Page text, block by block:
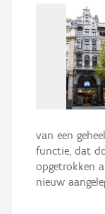
van een
functie, dat
opgetrokken
nieuw